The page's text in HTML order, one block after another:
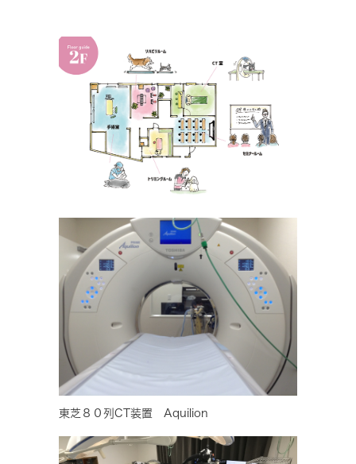
東芝８０列CT装置 Aquilion